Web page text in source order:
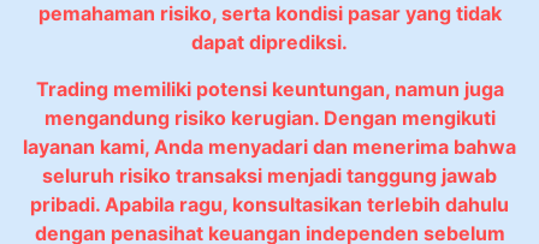
pemahaman risiko, serta kondisi pasar yang tidak
dapat diprediksi.
Trading memiliki potensi keuntungan, namun juga
mengandung risiko kerugian. Dengan mengikuti
layanan kami, Anda menyadari dan menerima bahwa
seluruh risiko transaksi menjadi tanggung jawab
pribadi. Apabila ragu, konsultasikan terlebih dahulu
dengan penasihat keuangan independen sebelum